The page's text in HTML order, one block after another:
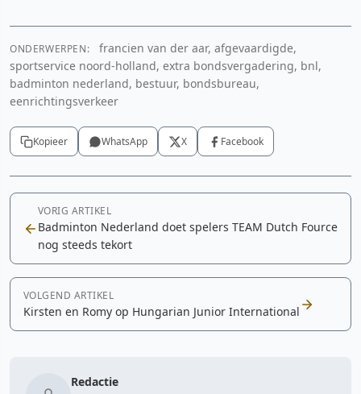
ONDERWERPEN:
francien van der aar, afgevaardigde,
sportservice noord-holland, extra bondsvergadering, bnl,
badminton nederland, bestuur, bondsbureau,
eenrichtingsverkeer
Kopieer WhatsApp X Facebook
VORIG ARTIKEL
Badminton Nederland doet spelers TEAM Dutch Fource
nog steeds tekort
VOLGEND ARTIKEL
Kirsten en Romy op Hungarian Junior International
Redactie